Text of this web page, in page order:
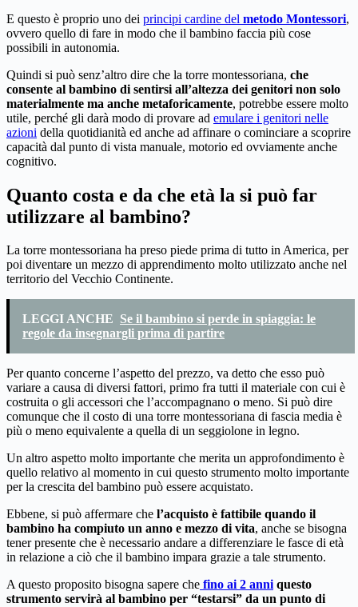
E questo è proprio uno dei principi cardine del metodo Montessori,
ovvero quello di fare in modo che il bambino faccia più cose
possibili in autonomia.
Quindi si può senz’altro dire che la torre montessoriana, che
consente al bambino di sentirsi all’altezza dei genitori non solo
materialmente ma anche metaforicamente, potrebbe essere molto
utile, perché gli darà modo di provare ad emulare i genitori nelle
azioni della quotidianità ed anche ad affinare o cominciare a scoprire
capacità dal punto di vista manuale, motorio ed ovviamente anche
cognitivo.
Quanto costa e da che età la si può far
utilizzare al bambino?
La torre montessoriana ha preso piede prima di tutto in America, per
poi diventare un mezzo di apprendimento molto utilizzato anche nel
territorio del Vecchio Continente.
LEGGI ANCHE Se il bambino si perde in spiaggia: le
regole da insegnargli prima di partire
Per quanto concerne l’aspetto del prezzo, va detto che esso può
variare a causa di diversi fattori, primo fra tutti il materiale con cui è
costruita o gli accessori che l’accompagnano o meno. Si può dire
comunque che il costo di una torre montessoriana di fascia media è
più o meno equivalente a quella di un seggiolone in legno.
Un altro aspetto molto importante che merita un approfondimento è
quello relativo al momento in cui questo strumento molto importante
per la crescita del bambino può essere acquistato.
Ebbene, si può affermare che l’acquisto è fattibile quando il
bambino ha compiuto un anno e mezzo di vita, anche se bisogna
tener presente che è necessario andare a differenziare le fasce di età
in relazione a ciò che il bambino impara grazie a tale strumento.
A questo proposito bisogna sapere che fino ai 2 anniquesto
strumento servirà al bambino per “testarsi” da un punto di